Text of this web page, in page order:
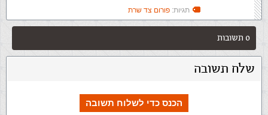
תגיות: פורום צד שרת
0 תשובות
שלח תשובה
הכנס כדי לשלוח תשובה